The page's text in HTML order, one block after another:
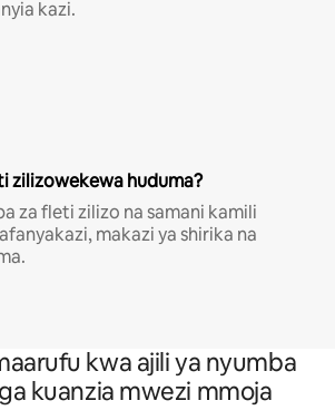
kazi.
zilizowekewa huduma?
za fleti zilizo na samani kamili
makazi ya shirika na
kwa ajili ya nyumba
kuanzia mwezi mmoja